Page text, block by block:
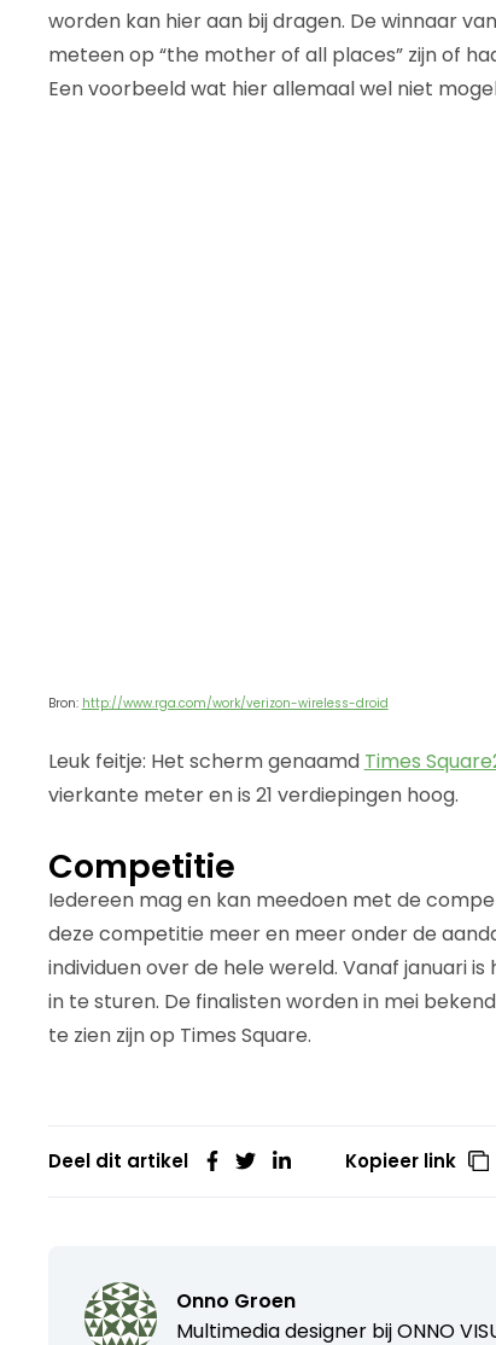
worden kan hier aan bij dragen. De winnaar
meteen op “the mother of all places” zijn of
Een voorbeeld wat hier allemaal wel niet
Bron: http://www.rga.com/work/verizon-wireless-droid
Leuk feitje: Het scherm genaamd Times
vierkante meter en is 21 verdiepingen hoog.
Competitie
Iedereen mag en kan meedoen met de
deze competitie meer en meer onder de
individuen over de hele wereld. Vanaf januari
in te sturen. De finalisten worden in mei
te zien zijn op Times Square.
Deel dit artikel Kopieer link
Onno Groen
Multimedia designer bijONNO